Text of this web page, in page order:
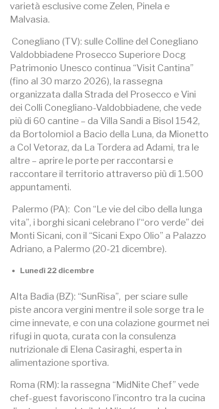
varietà esclusive come Zelen, Pinela e
Malvasia.
Conegliano (TV): sulle Colline del Conegliano
Valdobbiadene Prosecco Superiore Docg
Patrimonio Unesco continua “Visit Cantina”
(fino al 30 marzo 2026), la rassegna
organizzata dalla Strada del Prosecco e Vini
dei Colli Conegliano-Valdobbiadene, che vede
più di 60 cantine – da Villa Sandi a Bisol 1542,
da Bortolomiol a Bacio della Luna, da Mionetto
a Col Vetoraz, da La Tordera ad Adami, tra le
altre – aprire le porte per raccontarsi e
raccontare il territorio attraverso più di 1.500
appuntamenti.
Palermo (PA): Con “Le vie del cibo della lunga
vita”, i borghi sicani celebrano l’“oro verde” dei
Monti Sicani, con il “Sicani Expo Olio” a Palazzo
Adriano, a Palermo (20-21 dicembre).
Lunedì 22 dicembre
Alta Badia (BZ): “SunRisa”, per sciare sulle
piste ancora vergini mentre il sole sorge tra le
cime innevate, e con una colazione gourmet nei
rifugi in quota, curata con la consulenza
nutrizionale di Elena Casiraghi, esperta in
alimentazione sportiva.
Roma (RM): la rassegna “MidNite Chef” vede
chef-guest favoriscono l’incontro tra la cucina